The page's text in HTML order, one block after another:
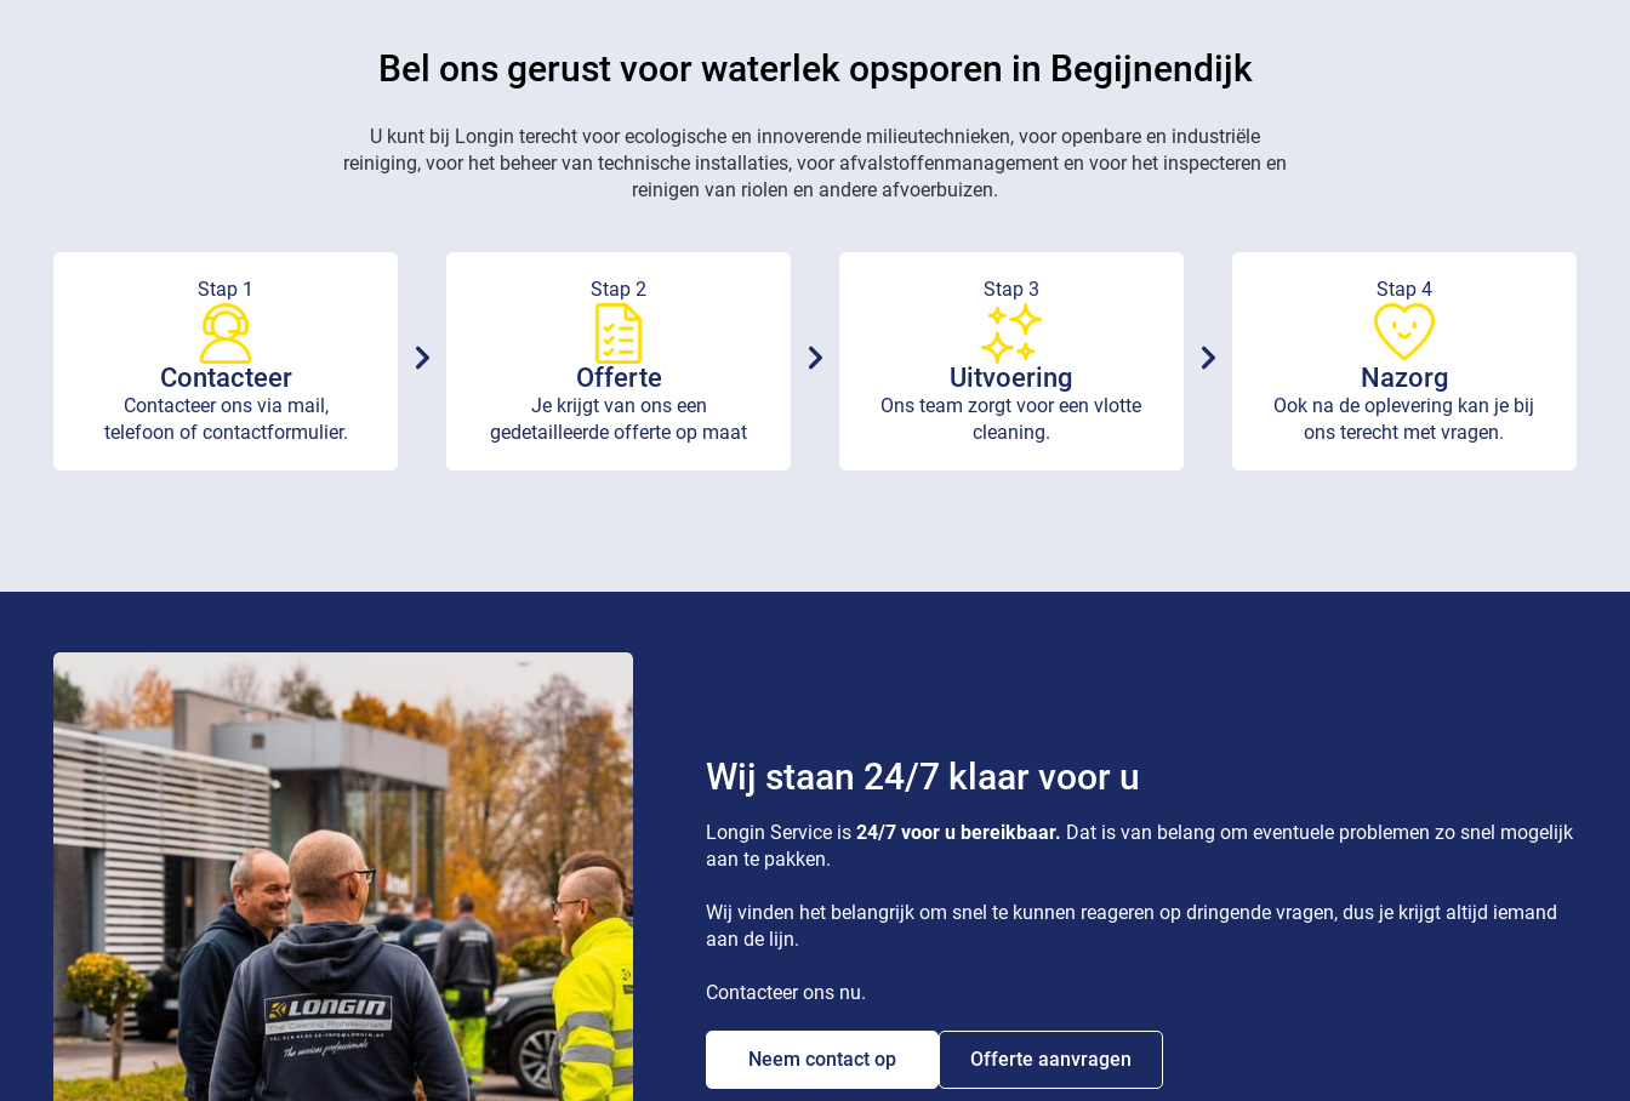
Bel ons gerust voor waterlek opsporen in Begijnendijk
U kunt bij Longin terecht voor ecologische en innoverende milieutechnieken, voor openbare en industriële
reiniging, voor het beheer van technische installaties, voor afvalstoffenmanagement en voor het inspecteren en
reinigen van riolen en andere afvoerbuizen.
Stap 1
Contacteer
Contacteer ons via mail,
telefoon of contactformulier.
Stap 2
Offerte
Je krijgt van ons een
gedetailleerde offerte op maat
Stap 3
Uitvoering
Ons team zorgt voor een vlotte
cleaning.
Stap 4
Nazorg
Ook na de oplevering kan je bij
ons terecht met vragen.
Wij staan 24/7 klaar voor u
Longin Service is24/7 voor u bereikbaar. Dat is van belang om eventuele problemen zo snel mogelijk
aan te pakken.
Wij vinden het belangrijk om snel te kunnen reageren op dringende vragen, dus je krijgt altijd iemand
aan de lijn.
Contacteer ons nu.
Neem contact op Offerte aanvragen